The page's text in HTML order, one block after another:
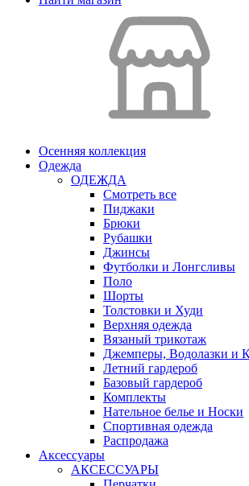
Осенняя коллекция
Одежда
ОДЕЖДА
Смотреть все
Пиджаки
Брюки
Рубашки
Джинсы
Футболки и Лонгсливы
Поло
Шорты
Толстовки и Худи
Верхняя одежда
Вязаный трикотаж
Джемперы, Водолазки и
Летний гардероб
Базовый гардероб
Комплекты
Нательное белье и Носки
Спортивная одежда
Распродажа
Аксессуары
АКСЕССУАРЫ